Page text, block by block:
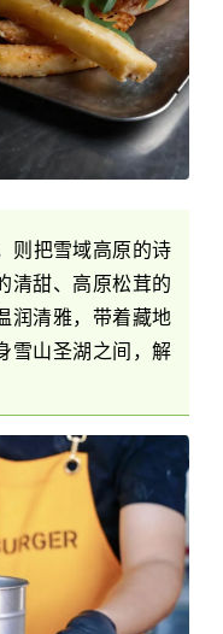
则把雪域高原的诗
清甜、高原松茸的
润清雅，带着藏地
雪山圣湖之间，解